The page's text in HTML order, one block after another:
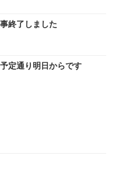
終了しました
定通り明日からです